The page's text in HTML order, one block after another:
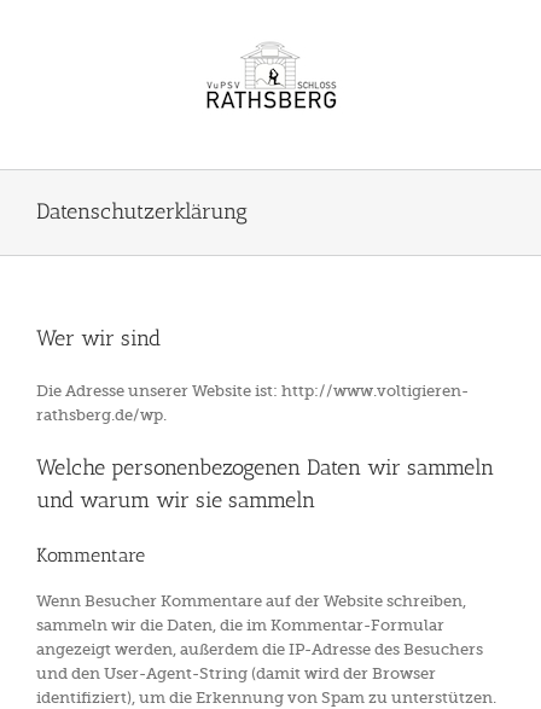
Datenschutzerklärung
Wer wir sind
Die Adresse unserer Website ist: http://www.voltigieren-
rathsberg.de/wp.
Welche personenbezogenen Daten wir sammeln
und warum wir sie sammeln
Kommentare
Wenn Besucher Kommentare auf der Website schreiben,
sammeln wir die Daten, die im Kommentar-Formular
angezeigt werden, außerdem die IP-Adresse des Besuchers
und den User-Agent-String (damit wird der Browser
identifiziert), um die Erkennung von Spam zu unterstützen.